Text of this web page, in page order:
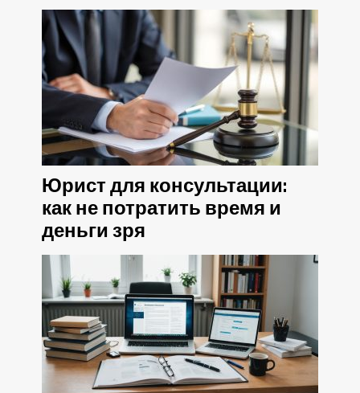
Юрист для консультации:
как не потратить время и
деньги зря